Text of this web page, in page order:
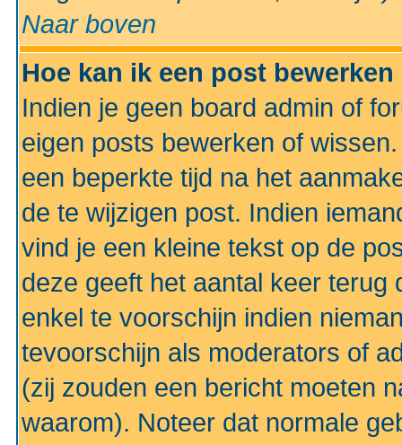
Naar boven
Hoe kan ik een post
Indien je geen board admin of
eigen posts bewerken of
een beperkte tijd na het
de te wijzigen post. Indien
vind je een kleine tekst op de
deze geeft het aantal keer terug
enkel te voorschijn indien
tevoorschijn als moderators of
(zij zouden een bericht moeten
waarom). Noteer dat normale